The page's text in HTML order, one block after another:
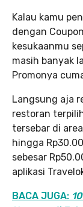
Kalau kamu
dengan
kesukaanmu
masih banyak
Promonya
Langsung aja
restoran
tersebar di
hingga
sebesar
aplikasi
BACA JUGA: